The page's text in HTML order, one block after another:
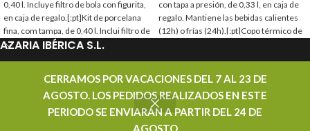
0,40 l. Incluye filtro de bola con figurita,
en caja de regalo.[:pt]Kit de porcelana
fina, com tampa, de 0,40 l. Inclui filtro de
bola con figurinha, em caixa de
con tapa a presión, de 0,33 l, en caja de
regalo. Mantiene las bebidas calientes
(12h) o frías (24h).[:pt]Copo térmico de
frias (24h).[:]
AZARIA IBÉRICA S.L.
PROMOCIONES
CONTACTAR
CERRAMOS POR VACACIONES DEL 7 AL 23 DE
AGOSTO. LOS PEDIDOS REALIZADOS EN ESTE
PERIODO SE ENVIARÁN A PARTIR DEL 24 DE
AGOSTO